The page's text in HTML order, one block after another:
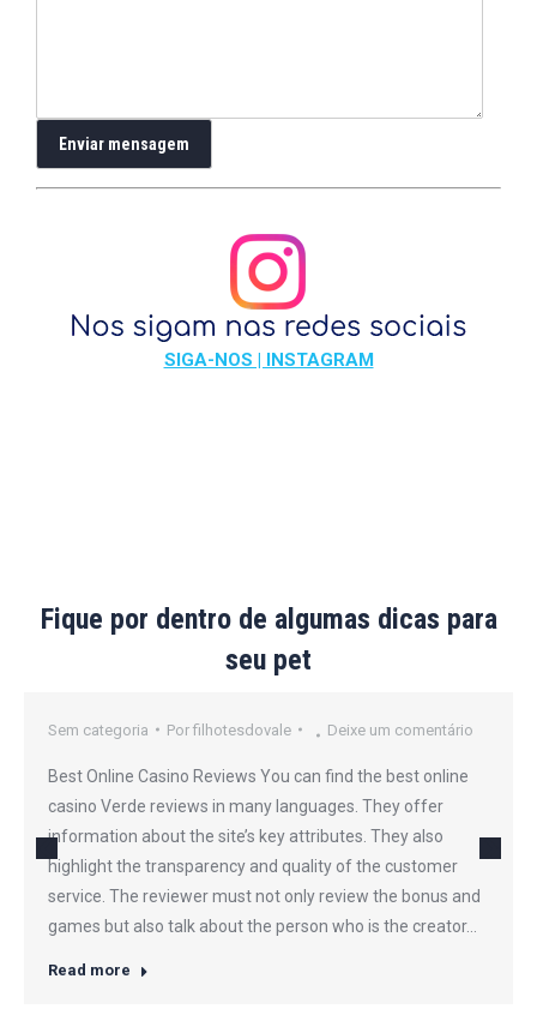
SIGA-NOS | INSTAGRAM
Fique por dentro de algumas dicas para
seu pet
Sem categoria Por filhotesdovale Deixe um comentário
Best Online Casino Reviews You can find the best online
casino Verde reviews in many languages. They offer
information about the site’s key attributes. They also
highlight the transparency and quality of the customer
service. The reviewer must not only review the bonus and
games but also talk about the person who is the creator…
Read more